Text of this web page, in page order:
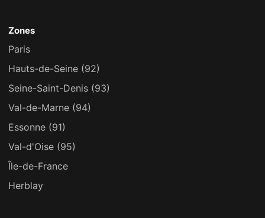
Zones
Paris
Hauts-de-Seine (92)
Seine-Saint-Denis (93)
Val-de-Marne (94)
Essonne (91)
Val-d'Oise (95)
Île-de-France
Herblay